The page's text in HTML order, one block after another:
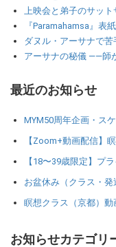
上映会と弟子のサッ
『Paramahamsa』表
ダヌル・アーサナで
アーサナの秘儀 ――師
最近のお知らせ
MYM50周年企画・ス
【Zoom+動画配信】
【18〜39歳限定】プ
お盆休み（クラス・
瞑想クラス（京都）
お知らせカテゴリ